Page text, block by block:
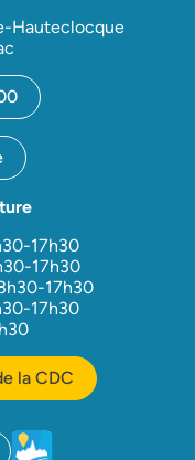
Hauteclocque
17h30
17h30
17h30
17h30
la CDC